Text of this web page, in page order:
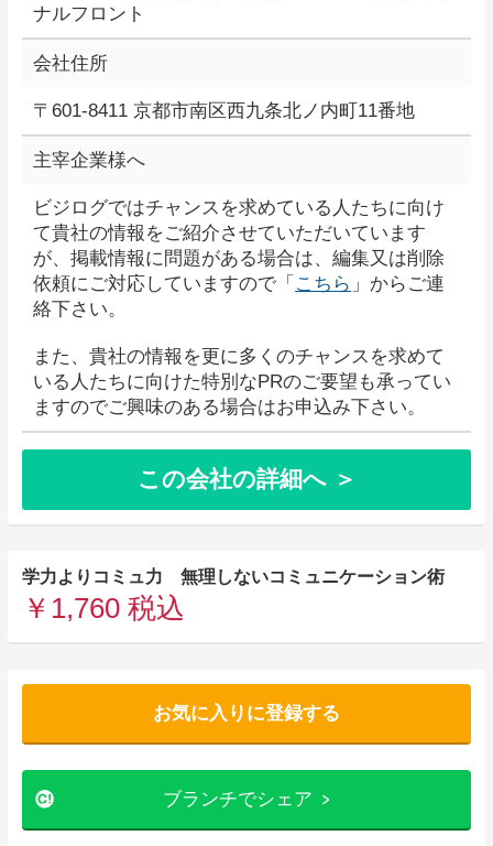
ナルフロント
会社住所
〒601-8411 京都市南区西九条北ノ内町11番地
主宰企業様へ
ビジログではチャンスを求めている人たちに向け
て貴社の情報をご紹介させていただいています
が、掲載情報に問題がある場合は、編集又は削除
依頼にご対応していますので「 こちら 」からご連
絡下さい。
また、貴社の情報を更に多くのチャンスを求めて
いる人たちに向けた特別なPRのご要望も承ってい
ますのでご興味のある場合はお申込み下さい。
この会社の詳細へ ＞
学力よりコミュ力 無理しないコミュニケーション術
￥1,760 税込
お気に入りに登録する
ブランチでシェア